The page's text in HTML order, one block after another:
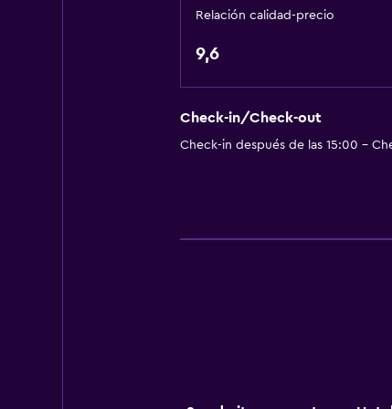
Ducha
Secador de pelo
Relación calidad-precio
9,6
Check-in/Check-out
Check-in después de las 15:00 -